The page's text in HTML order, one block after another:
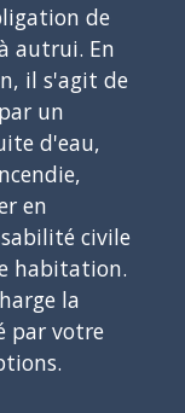
de
autrui. En
il s'agit de
un
d'eau,
en
civile
habitation.
la
par votre